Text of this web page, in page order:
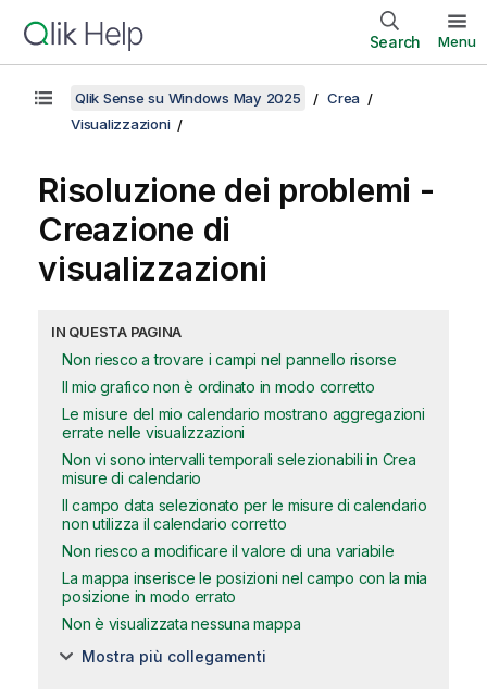
Search Menu
Qlik Sense su Windows May 2025
Crea
Visualizzazioni
Risoluzione dei problemi -
Creazione di
visualizzazioni
IN QUESTA PAGINA
Non riesco a trovare i campi nel pannello risorse
Il mio grafico non è ordinato in modo corretto
Le misure del mio calendario mostrano aggregazioni
errate nelle visualizzazioni
Non vi sono intervalli temporali selezionabili in Crea
misure di calendario
Il campo data selezionato per le misure di calendario
non utilizza il calendario corretto
Non riesco a modificare il valore di una variabile
La mappa inserisce le posizioni nel campo con la mia
posizione in modo errato
Non è visualizzata nessuna mappa
Mostra più collegamenti